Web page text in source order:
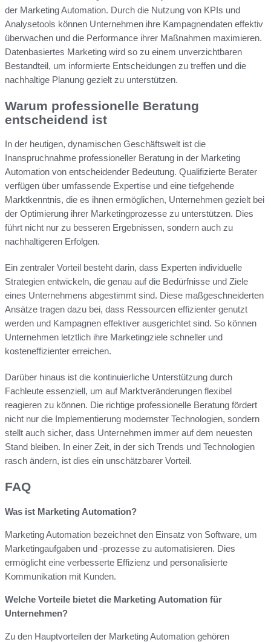
der Marketing Automation. Durch die Nutzung von KPIs und
Analysetools können Unternehmen ihre Kampagnendaten effektiv
überwachen und die Performance ihrer Maßnahmen maximieren.
Datenbasiertes Marketing wird so zu einem unverzichtbaren
Bestandteil, um informierte Entscheidungen zu treffen und die
nachhaltige Planung gezielt zu unterstützen.
Warum professionelle Beratung
entscheidend ist
In der heutigen, dynamischen Geschäftswelt ist die
Inanspruchnahme professioneller Beratung in der Marketing
Automation von entscheidender Bedeutung. Qualifizierte Berater
verfügen über umfassende Expertise und eine tiefgehende
Marktkenntnis, die es ihnen ermöglichen, Unternehmen gezielt bei
der Optimierung ihrer Marketingprozesse zu unterstützen. Dies
führt nicht nur zu besseren Ergebnissen, sondern auch zu
nachhaltigeren Erfolgen.
Ein zentraler Vorteil besteht darin, dass Experten individuelle
Strategien entwickeln, die genau auf die Bedürfnisse und Ziele
eines Unternehmens abgestimmt sind. Diese maßgeschneiderten
Ansätze tragen dazu bei, dass Ressourcen effizienter genutzt
werden und Kampagnen effektiver ausgerichtet sind. So können
Unternehmen letztlich ihre Marketingziele schneller und
kosteneffizienter erreichen.
Darüber hinaus ist die kontinuierliche Unterstützung durch
Fachleute essenziell, um auf Marktveränderungen flexibel
reagieren zu können. Die richtige professionelle Beratung fördert
nicht nur die Implementierung modernster Technologien, sondern
stellt auch sicher, dass Unternehmen immer auf dem neuesten
Stand bleiben. In einer Zeit, in der sich Trends und Technologien
rasch ändern, ist dies ein unschätzbarer Vorteil.
FAQ
Was ist Marketing Automation?
Marketing Automation bezeichnet den Einsatz von Software, um
Marketingaufgaben und -prozesse zu automatisieren. Dies
ermöglicht eine verbesserte Effizienz und personalisierte
Kommunikation mit Kunden.
Welche Vorteile bietet die Marketing Automation für
Unternehmen?
Zu den Hauptvorteilen der Marketing Automation gehören